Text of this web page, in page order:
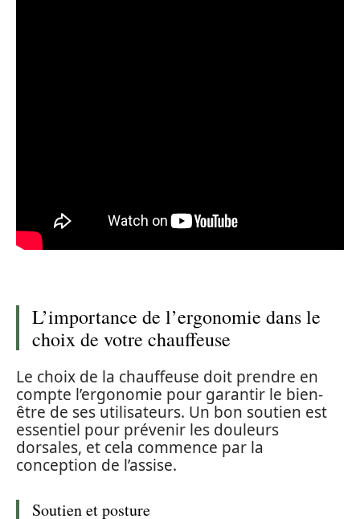
L’importance de l’ergonomie dans le
choix de votre chauffeuse
Le choix de la chauffeuse doit prendre en
compte l’ergonomie pour garantir le bien-
être de ses utilisateurs. Un bon soutien est
essentiel pour prévenir les douleurs
dorsales, et cela commence par la
conception de l’assise.
Soutien et posture